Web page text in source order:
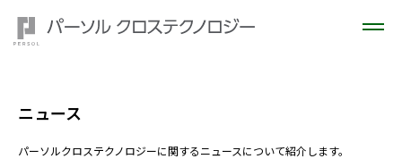
ニュース
パーソルクロステクノロジーに関するニュースについて紹介します。